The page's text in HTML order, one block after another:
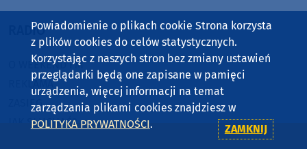
RADIO
O WEEKEND FM
REKLAMA
ZASIĘG
JAK SŁUCHAĆ?
Powiadomienie o plikach cookie Strona korzysta
z plików cookies do celów statystycznych.
Korzystając z naszych stron bez zmiany ustawień
przeglądarki będą one zapisane w pamięci
urządzenia, więcej informacji na temat
zarządzania plikami cookies znajdziesz w
POLITYKA PRYWATNOŚCI. ZAMKNIJ